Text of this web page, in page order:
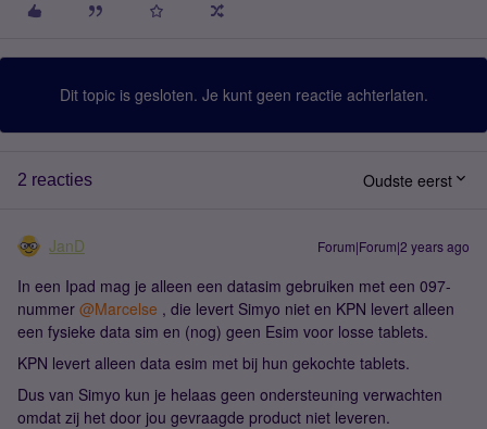
Dit topic is gesloten. Je kunt geen reactie achterlaten.
2 reacties Oudste eerst
JanD Forum|Forum|2 years ago
In een Ipad mag je alleen een datasim gebruiken met een 097-
nummer @Marcelse , die levert Simyo niet en KPN levert alleen
een fysieke data sim en (nog) geen Esim voor losse tablets.
KPN levert alleen data esim met bij hun gekochte tablets.
Dus van Simyo kun je helaas geen ondersteuning verwachten
omdat zij het door jou gevraagde product niet leveren.